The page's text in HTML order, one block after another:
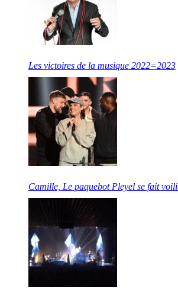
Les victoires de la musique 2022=2023
Camille, Le paquebot Pleyel se fait